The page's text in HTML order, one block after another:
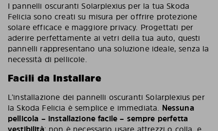
I pannelli oscuranti Solarplexius per la tua Skoda
Felicia sono creati su misura per offrire protezione
solare efficace e maggiore privacy. Progettati per
aderire perfettamente ai vetri della tua auto, questi
pannelli rappresentano una soluzione ideale, senza la
necessità di pellicole.
Facili da Installare
L’installazione dei pannelli oscuranti Solarplexius per
la Skoda Felicia è semplice e immediata. Nessuna
pellicola – installazione facile – sempre perfetta